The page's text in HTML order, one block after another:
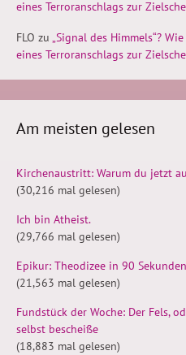
eines Terroranschlags zur
FLO zu „Signal des Himmels“?
eines Terroranschlags zur
Am meisten gelesen
Kirchenaustritt: Warum du jetzt
(30,216 mal gelesen)
Ich bin Atheist.
(29,766 mal gelesen)
Epikur: Theodizee in 90 Sekunden
(21,563 mal gelesen)
Fundstück der Woche: Der Fels,
selbst bescheiße
(18,883 mal gelesen)